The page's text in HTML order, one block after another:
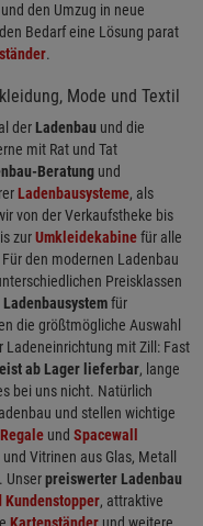
den Umzug in neue
Bedarf eine Lösung parat
.
Mode und Textil
der Ladenbau und die
mit Rat und Tat
Beratung und
Ladenbausysteme, als
von der Verkaufstheke bis
zurUmkleidekabinefür alle
den modernen Ladenbau
Preisklassen
Ladenbausystemfür
die größtmögliche Auswahl
Ladeneinrichtung mit Zill: Fast
ab Lager lieferbar, lange
bei uns nicht. Natürlich
und stellen wichtige
und Spacewall
Vitrinen aus Glas, Metall
Unserpreiswerter Ladenbau
, attraktive